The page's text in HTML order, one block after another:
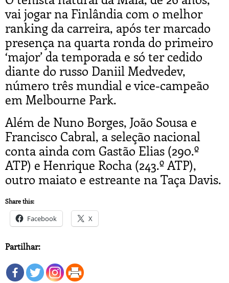
vai jogar na Finlândia com o melhor
ranking da carreira, após ter marcado
presença na quarta ronda do primeiro
‘major’ da temporada e só ter cedido
diante do russo Daniil Medvedev,
número três mundial e vice-campeão
em Melbourne Park.
Além de Nuno Borges, João Sousa e
Francisco Cabral, a seleção nacional
conta ainda com Gastão Elias (290.º
ATP) e Henrique Rocha (243.º ATP),
outro maiato e estreante na Taça Davis.
Share this:
Facebook X
Partilhar: